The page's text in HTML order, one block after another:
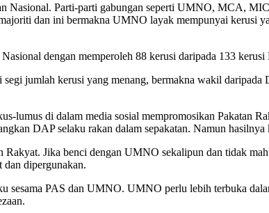
Nasional. Parti-parti gabungan seperti UMNO, MCA,
dan ini bermakna UMNO layak mempunyai
dengan memperoleh 88 kerusi daripada 133 kerusi
jumlah kerusi yang menang, bermakna wakil
lumus di dalam media sosial mempromosikan Pakatan
DAP selaku rakan dalam sepakatan. Namun
Jika benci dengan UMNO sekalipun dan tidak
dan dipergunakan.
sesama PAS dan UMNO. UMNO perlu lebih terbuka